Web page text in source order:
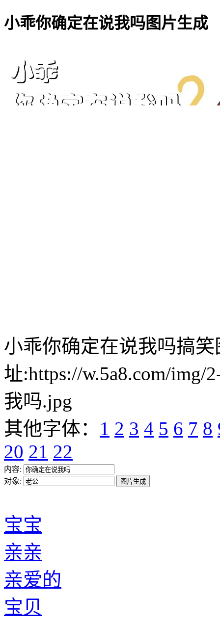
小乖你确定在说我吗图片生成
小乖你确定在说我吗搞笑
址:https://w.5a8.com/img/
我吗.jpg
其他字体： 1 2 3 4 5 6 7 8
20 21 22
内容:
对象:
宝宝
亲亲
亲爱的
宝贝